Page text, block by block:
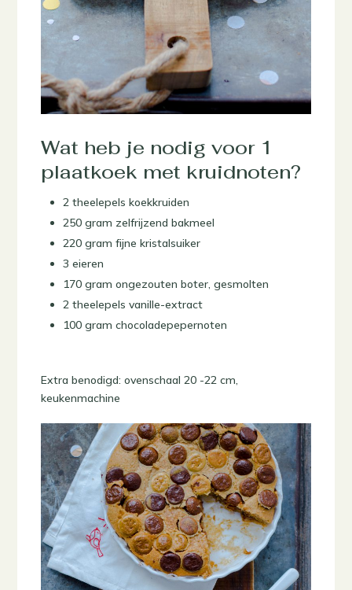
Wat heb je nodig voor 1
plaatkoek met kruidnoten?
2 theelepels koekkruiden
250 gram zelfrijzend bakmeel
220 gram fijne kristalsuiker
3 eieren
170 gram ongezouten boter, gesmolten
2 theelepels vanille-extract
100 gram chocoladepepernoten
Extra benodigd: ovenschaal 20 -22 cm,
keukenmachine